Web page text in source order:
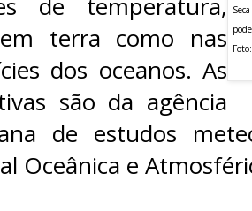
terra como nas
dos oceanos. As
são da agência
de estudos
Oceânica e